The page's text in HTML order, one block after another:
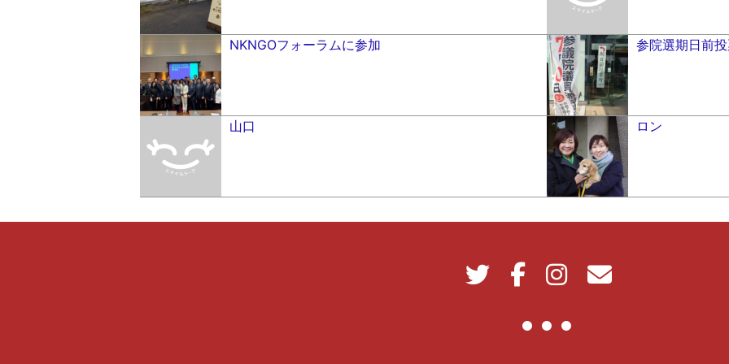
NKNGOフォーラムに参加 参院選期日前
山口 ロン